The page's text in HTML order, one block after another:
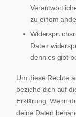
zu einem
Daten
denn es gibt
Um diese Rechte
beziehe dich auf
Erklärung. Wenn
deine Daten